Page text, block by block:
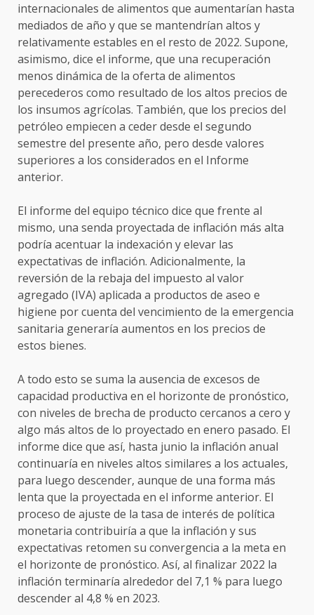
internacionales de alimentos que aumentarían hasta
mediados de año y que se mantendrían altos y
relativamente estables en el resto de 2022. Supone,
asimismo, dice el informe, que una recuperación
menos dinámica de la oferta de alimentos
perecederos como resultado de los altos precios de
los insumos agrícolas. También, que los precios del
petróleo empiecen a ceder desde el segundo
semestre del presente año, pero desde valores
superiores a los considerados en el Informe
anterior.
El informe del equipo técnico dice que frente al
mismo, una senda proyectada de inflación más alta
podría acentuar la indexación y elevar las
expectativas de inflación. Adicionalmente, la
reversión de la rebaja del impuesto al valor
agregado (IVA) aplicada a productos de aseo e
higiene por cuenta del vencimiento de la emergencia
sanitaria generaría aumentos en los precios de
estos bienes.
A todo esto se suma la ausencia de excesos de
capacidad productiva en el horizonte de pronóstico,
con niveles de brecha de producto cercanos a cero y
algo más altos de lo proyectado en enero pasado. El
informe dice que así, hasta junio la inflación anual
continuaría en niveles altos similares a los actuales,
para luego descender, aunque de una forma más
lenta que la proyectada en el informe anterior. El
proceso de ajuste de la tasa de interés de política
monetaria contribuiría a que la inflación y sus
expectativas retomen su convergencia a la meta en
el horizonte de pronóstico. Así, al finalizar 2022 la
inflación terminaría alrededor del 7,1 % para luego
descender al 4,8 % en 2023.